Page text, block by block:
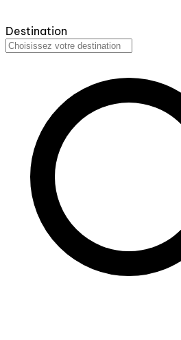
Destination